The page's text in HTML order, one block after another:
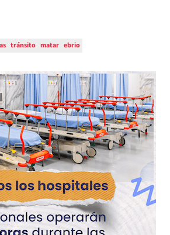
tránsito matar ebrio